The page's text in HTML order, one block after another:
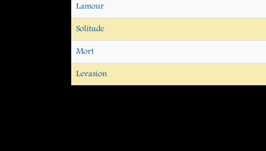
Lamour
Solitude
Mort
Levasion